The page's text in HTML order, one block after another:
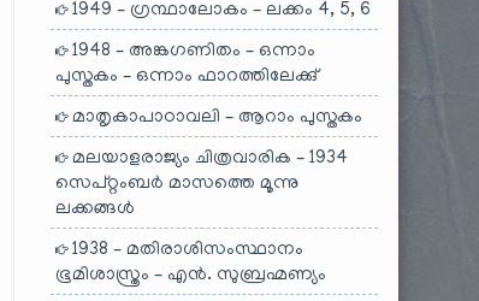
1949 – ഗ്രന്ഥാലോകം – ലക്കം 4, 5, 6
1948 – അങ്കഗണിതം – ഒന്നാം
പുസ്തകം – ഒന്നാം ഫാറത്തിലേക്കു്
മാതൃകാപാഠാവലി – ആറാം പുസ്തകം
മലയാളരാജ്യം ചിത്രവാരിക – 1934
സെപ്റ്റംബർ മാസത്തെ മൂന്നു
ലക്കങ്ങൾ
1938 – മതിരാശിസംസ്ഥാനം
ഭൂമിശാസ്ത്രം – എൻ. സുബ്രഹ്മണ്യം